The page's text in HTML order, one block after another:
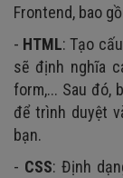
Frontend, bao
- HTML: Tạo
sẽ định nghĩa
form,... Sau đó,
để trình duyệt
bạn.
- CSS: Định